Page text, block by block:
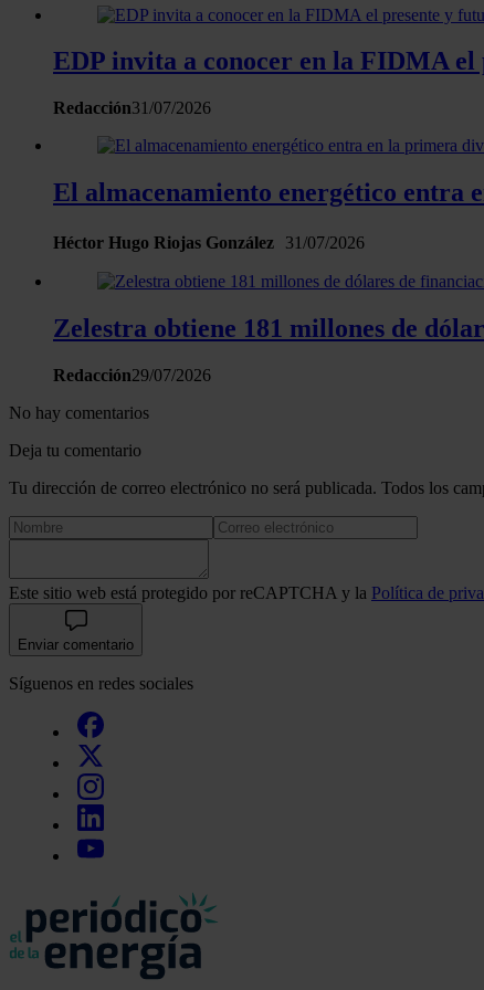
EDP invita a conocer en la FIDMA
Redacción31/07/2026
El almacenamiento energético
Héctor Hugo Riojas González 31/07/2026
Zelestra obtiene 181 millones de
Redacción29/07/2026
No hay comentarios
Deja tu comentario
Tu dirección de correo electrónico no será publicada. Todos los
Este sitio web está protegido por reCAPTCHA y la Política de
Enviar comentario
Síguenos en redes sociales